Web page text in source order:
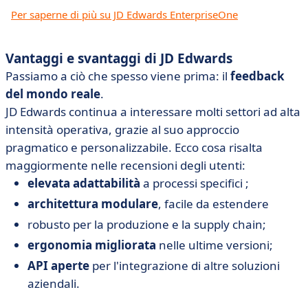
Per saperne di più su JD Edwards EnterpriseOne
Vantaggi e svantaggi di JD Edwards
Passiamo a ciò che spesso viene prima: il feedback
del mondo reale.
JD Edwards continua a interessare molti settori ad alta
intensità operativa, grazie al suo approccio
pragmatico e personalizzabile. Ecco cosa risalta
maggiormente nelle recensioni degli utenti:
elevata adattabilità a processi specifici ;
architettura modulare, facile da estendere
robusto per la produzione e la supply chain;
ergonomia migliorata nelle ultime versioni;
API aperte per l'integrazione di altre soluzioni
aziendali.